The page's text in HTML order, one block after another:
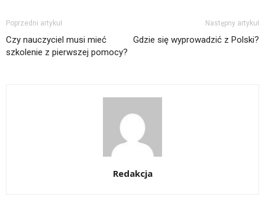
Poprzedni artykuł
Czy nauczyciel musi mieć
szkolenie z pierwszej pomocy?
Następny artykuł
Gdzie się wyprowadzić z Polski?
Redakcja